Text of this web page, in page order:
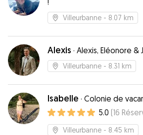
!
Villeurbanne - 8.07 km
Alexis · Alexis, Eléonore &
Villeurbanne - 8.31 km
Isabelle · Colonie de
5.0 (16
Villeurbanne - 8.45 km